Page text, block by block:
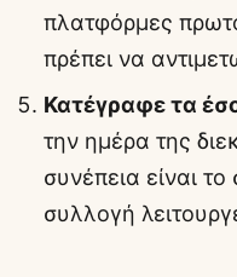
πλατφόρμες
πρέπει να
Κατέγραφε τα
την ημέρα της
συνέπεια είναι
συλλογή